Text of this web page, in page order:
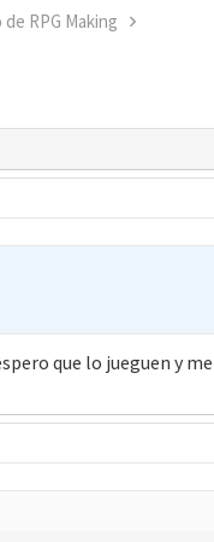
RPG Making
que lo jueguen y